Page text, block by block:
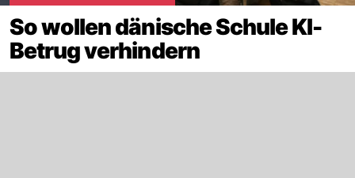
So wollen dänische Schule KI-
Betrug verhindern